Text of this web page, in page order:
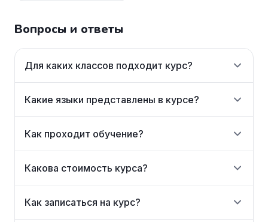
Вопросы и ответы
Для каких классов подходит курс?
Какие языки представлены в курсе?
Как проходит обучение?
Какова стоимость курса?
Как записаться на курс?